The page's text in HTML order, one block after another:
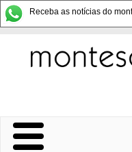
Receba as notícias do